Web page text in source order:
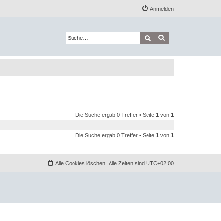
Anmelden
Suche
Die Suche ergab 0 Treffer • Seite 1 von 1
Die Suche ergab 0 Treffer • Seite 1 von 1
Alle Zeiten sind UTC+02:00
Alle Cookies löschen